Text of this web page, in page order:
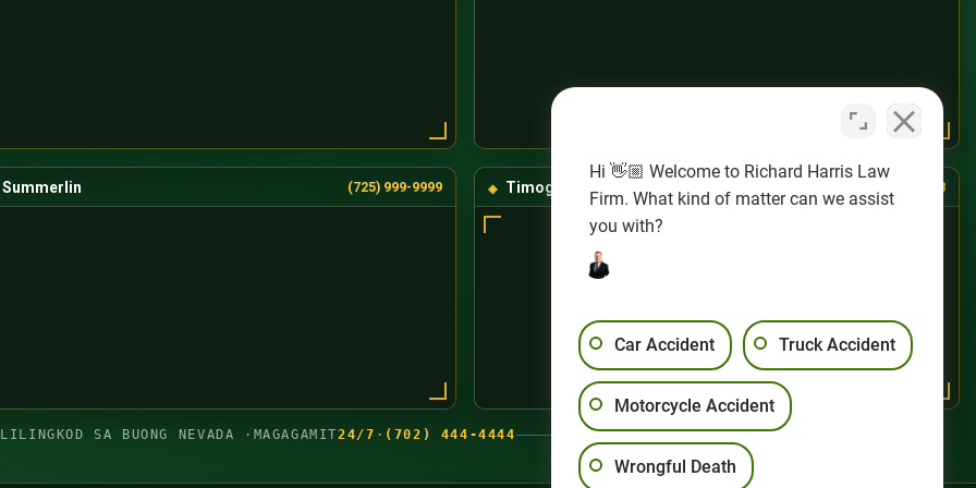
Summerlin (725) 999-9999 Timog-Kanlurang Las Vegas (725) 888-8888
SA BUONG NEVADA · MAGAGAMIT24/7 · (702) 444-4444
Hi 👋🏼 Welcome to Richard Harris Law
Firm. What kind of matter can we assist
you with?
Car Accident Truck Accident
Motorcycle Accident
Wrongful Death